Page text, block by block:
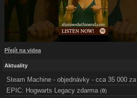
Přejít na videa
Aktuality
Steam Machine - objednávky - cca 35 000
EPIC: Hogwarts Legacy zdarma (0)